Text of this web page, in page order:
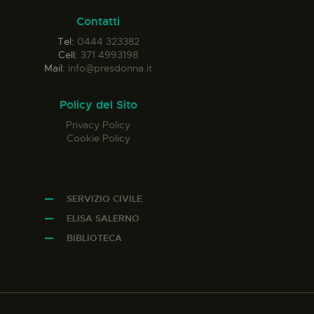
Contatti
Tel: 0444 323382
Cell: 371 4993198
Mail: info@presdonna.it
Policy del Sito
Privacy Policy
Cookie Policy
SERVIZIO CIVILE
ELISA SALERNO
BIBLIOTECA